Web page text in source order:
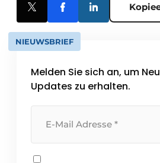
NIEUWSBRIEF
Melden Sie sich an, um
Updates zu erhalten.